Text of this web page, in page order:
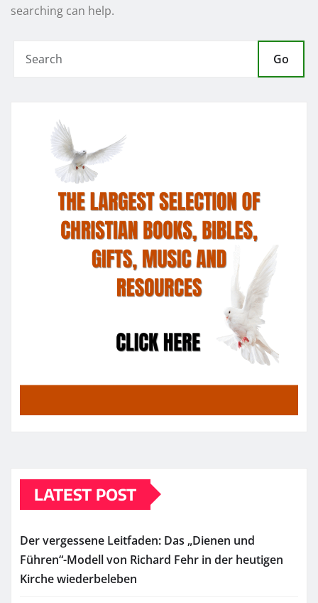
searching can help.
Go
LATEST POST
Der vergessene Leitfaden: Das „Dienen und
Führen“-Modell von Richard Fehr in der heutigen
Kirche wiederbeleben